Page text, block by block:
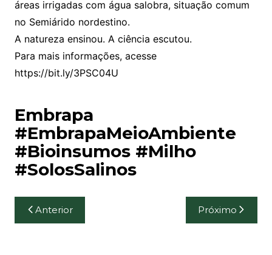
áreas irrigadas com água salobra, situação comum
no Semiárido nordestino.
A natureza ensinou. A ciência escutou.
Para mais informações, acesse
https://bit.ly/3PSC04U
Embrapa
#EmbrapaMeioAmbiente
#Bioinsumos #Milho
#SolosSalinos
Navegação
de
Anterior Próximo